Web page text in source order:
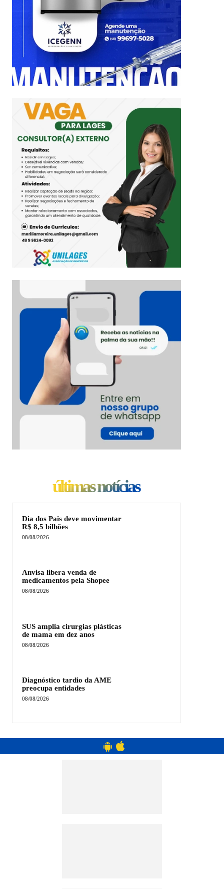
últimas notícias
Dia dos Pais deve movimentar
R$ 8,5 bilhões
08/08/2026
Anvisa libera venda de
medicamentos pela Shopee
08/08/2026
SUS amplia cirurgias plásticas
de mama em dez anos
08/08/2026
Diagnóstico tardio da AME
preocupa entidades
08/08/2026